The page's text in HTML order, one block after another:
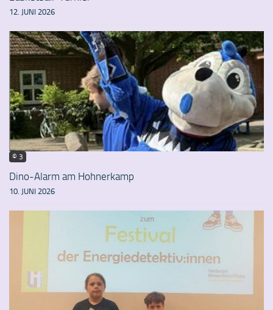
12. JUNI 2026
© 3
Dino-Alarm am Hohnerkamp
10. JUNI 2026